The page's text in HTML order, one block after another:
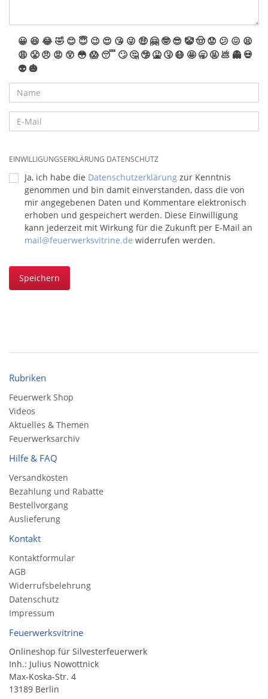
😀 😆 😂🤣 😊 😇 😉 😍 😘 😜 🤑 🤗 🤓 😎 🤡🤠 😟 😕 😖 😫
😩 😤 😠 😡 😲 😳 😱 😴 🙄 🤔 🤥 🤮 🤧 😷 🤩 🥱 🤬 💩 👻 💀
👽 🎃
EINWILLIGUNGSERKLÄRUNG DATENSCHUTZ
Ja, ich habe die Datenschutzerklärung zur Kenntnis
genommen und bin damit einverstanden, dass die von
mir angegebenen Daten und Kommentare elektronisch
erhoben und gespeichert werden. Diese Einwilligung
kann jederzeit mit Wirkung für die Zukunft per E-Mail an
mail@feuerwerksvitrine.de widerrufen werden.
Speichern
Rubriken
Feuerwerk Shop
Videos
Aktuelles & Themen
Feuerwerksarchiv
Hilfe & FAQ
Versandkosten
Bezahlung und Rabatte
Bestellvorgang
Auslieferung
Kontakt
Kontaktformular
AGB
Widerrufsbelehrung
Datenschutz
Impressum
Feuerwerksvitrine
Onlineshop für Silvesterfeuerwerk
Inh.: Julius Nowottnick
Max-Koska-Str. 4
13189 Berlin